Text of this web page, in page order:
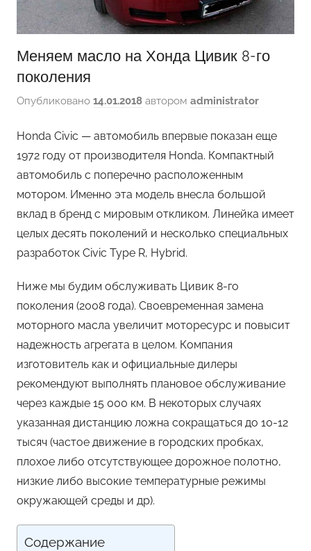
Меняем масло на Хонда Цивик 8-го
поколения
Опубликовано 14.01.2018 автором administrator
Honda Civic — автомобиль впервые показан еще
1972 году от производителя Honda. Компактный
автомобиль с поперечно расположенным
мотором. Именно эта модель внесла большой
вклад в бренд с мировым откликом. Линейка имеет
целых десять поколений и несколько специальных
разработок Civic Type R, Hybrid.
Ниже мы будим обслуживать Цивик 8-го
поколения (2008 года). Своевременная замена
моторного масла увеличит моторесурс и повысит
надежность агрегата в целом. Компания
изготовитель как и официальные дилеры
рекомендуют выполнять плановое обслуживание
через каждые 15 000 км. В некоторых случаях
указанная дистанцию ложна сокращаться до 10-12
тысяч (частое движение в городских пробках,
плохое либо отсутствующее дорожное полотно,
низкие либо высокие температурные режимы
окружающей среды и др).
Содержание